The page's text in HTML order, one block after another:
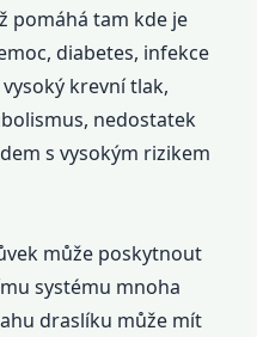
pomáhá tam kde je
diabetes, infekce
krevní tlak,
nedostatek
s vysokým rizikem
může poskytnout
systému mnoha
draslíku může mít